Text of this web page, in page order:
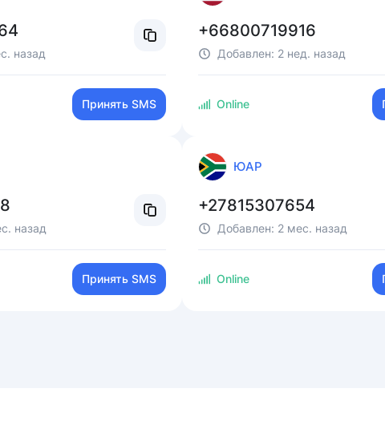
назад
Принять SMS
+66800719916
Добавлен: 2 нед. назад
Online
назад
Принять SMS
ЮАР
+27815307654
Добавлен: 2 мес. назад
Online